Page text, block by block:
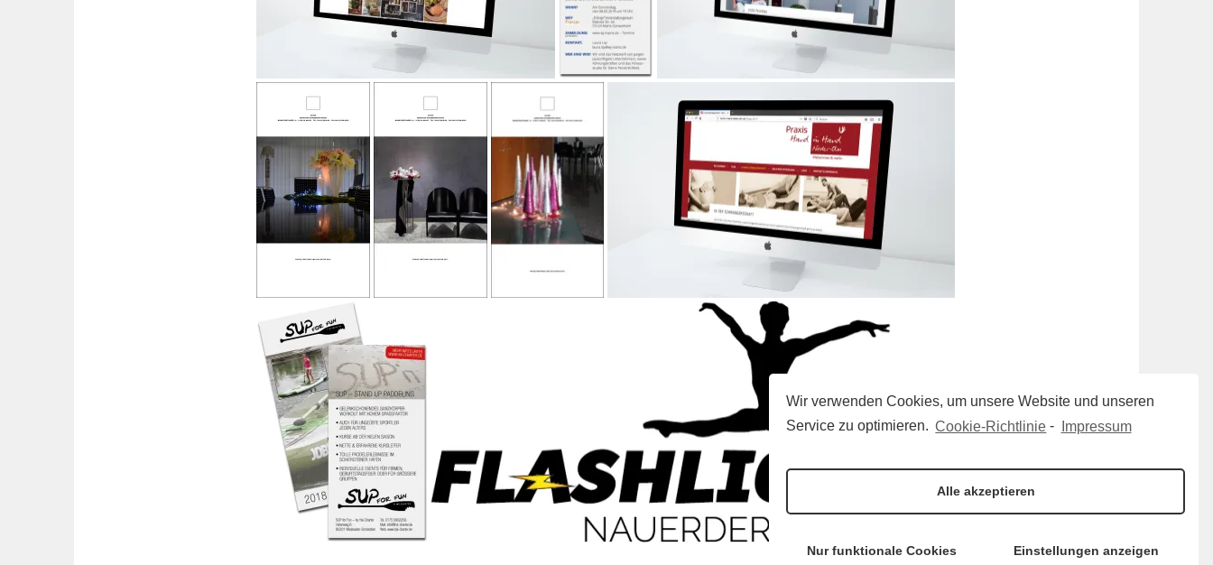
Wir verwenden Cookies, um unsere Website und unseren
Service zu optimieren. Cookie-Richtlinie - Impressum
Alle akzeptieren
Nur funktionale Cookies Einstellungen anzeigen